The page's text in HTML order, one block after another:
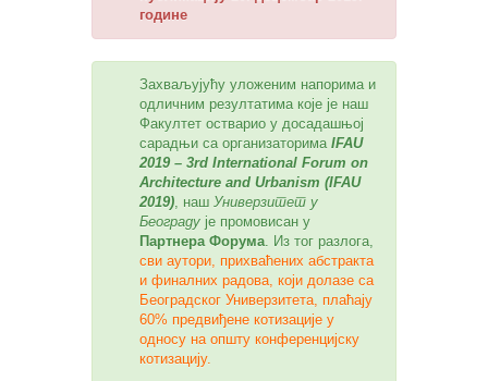
године
Захваљујућу уложеним напорима и
одличним резултатима које је наш
Факултет остварио у досадашњој
сарадњи са организаторима IFAU
2019 – 3rd International Forum on
Architecture and Urbanism (IFAU
2019) , наш Универзитет у
Београду је промовисан у
Партнера Форума . Из тог разлога,
сви аутори, прихваћених абстракта
и финалних радова, који долазе са
Београдског Универзитета, плаћају
60% предвиђене котизације у
односу на општу конференцијску
котизацију.